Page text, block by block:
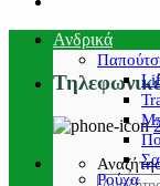
Ανδρικά
Ρούχα